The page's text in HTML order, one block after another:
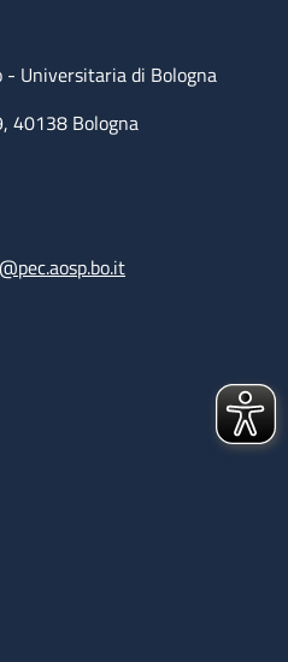
- Universitaria di Bologna
40138 Bologna